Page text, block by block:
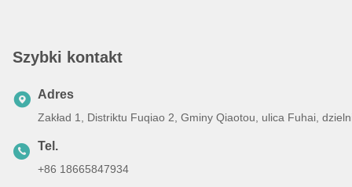
Szybki kontakt
Adres
Zakład 1, Distriktu Fuqiao 2, Gminy Qiaotou, ulica Fuhai,
Tel.
+86 18665847934